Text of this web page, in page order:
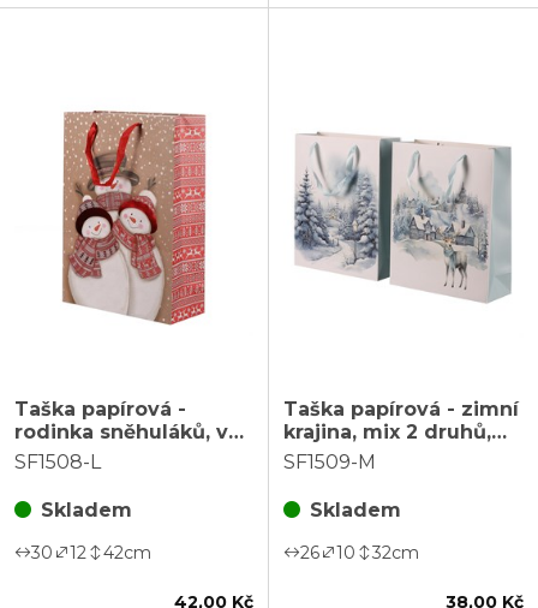
Taška papírová -
rodinka sněhuláků, vel.
L
SF1508-L
Skladem
30 12 42cm
42,00 Kč
Taška papírová - zimní
krajina, mix 2 druhů,
vel. M, cena za 1 ks
SF1509-M
Skladem
26 10 32cm
38,00 Kč